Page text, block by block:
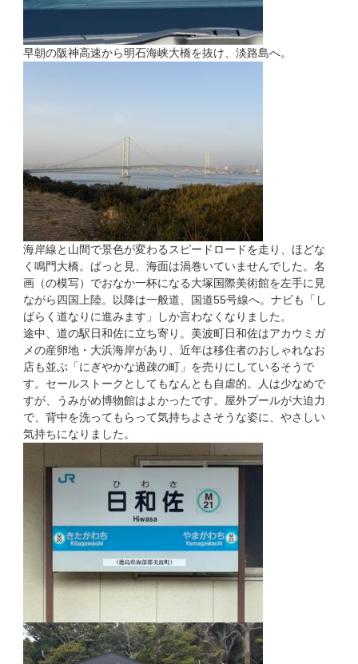
早朝の阪神高速から明石海峡大橋を抜け、淡路島へ。
海岸線と山間で景色が変わるスピードロードを走り、ほどな
く鳴門大橋。ぱっと見、海面は渦巻いていませんでした。名
画（の模写）でおなか一杯になる大塚国際美術館を左手に見
ながら四国上陸。以降は一般道、国道55号線へ。ナビも「し
ばらく道なりに進みます」しか言わなくなりました。
途中、道の駅日和佐に立ち寄り。美波町日和佐はアカウミガ
メの産卵地・大浜海岸があり、近年は移住者のおしゃれなお
店も並ぶ「にぎやかな過疎の町」を売りにしているそうで
す。セールストークとしてもなんとも自虐的。人は少なめで
すが、うみがめ博物館はよかったです。屋外プールが大迫力
で、背中を洗ってもらって気持ちよさそうな姿に、やさしい
気持ちになりました。